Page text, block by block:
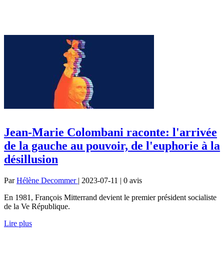
Jean-Marie Colombani raconte: l'arrivée
de la gauche au pouvoir, de l'euphorie à la
désillusion
ParHélène Decommer | 2023-07-11 | 0 avis
En 1981, François Mitterrand devient le premier président socialiste
de la Ve République.
Lire plus